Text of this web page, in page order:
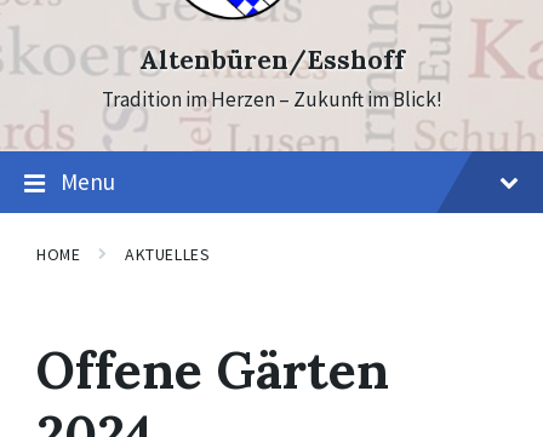
Altenbüren/Esshoff
Tradition im Herzen – Zukunft im Blick!
Menu
HOME AKTUELLES
Offene Gärten